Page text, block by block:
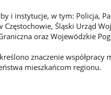
i instytucje, w tym: Policja,
Częstochowie, Śląski Urząd
oraz Wojewódzkie
znaczenie współpracy
mieszkańcom regionu.